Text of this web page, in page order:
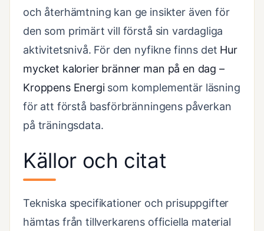
och återhämtning kan ge insikter även för
den som primärt vill förstå sin vardagliga
aktivitetsnivå. För den nyfikne finns det Hur
mycket kalorier bränner man på en dag –
Kroppens Energisom komplementär läsning
för att förstå basförbränningens påverkan
på träningsdata.
Källor och citat
Tekniska specifikationer och prisuppgifter
hämtas från tillverkarens officiella material